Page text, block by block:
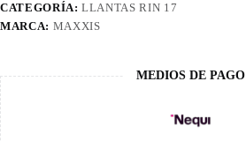
CATEGORÍA:LLANTAS RIN 17
MARCA: MAXXIS
MEDIOS DE PAGO